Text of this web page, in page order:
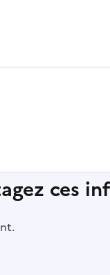
ces